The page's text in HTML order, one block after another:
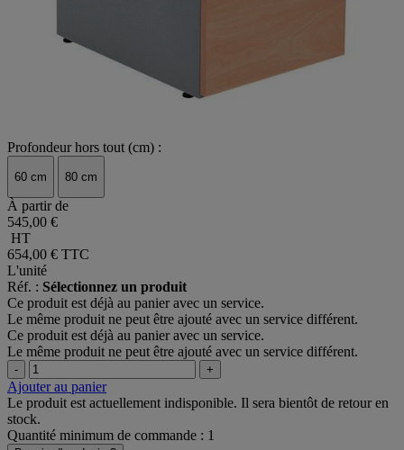
Profondeur hors tout (cm) :
60 cm 80 cm
À partir de
545,00 €
HT
654,00 € TTC
L'unité
Réf. : Sélectionnez un produit
Ce produit est déjà au panier avec un service.
Le même produit ne peut être ajouté avec un service différent.
Ce produit est déjà au panier avec un service.
Le même produit ne peut être ajouté avec un service différent.
- +
Ajouter au panier
Le produit est actuellement indisponible. Il sera bientôt de retour en
stock.
Quantité minimum de commande : 1